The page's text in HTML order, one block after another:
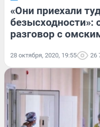
«Они приехали
безысходности»:
разговор с
28 октября, 2020, 19:55 26